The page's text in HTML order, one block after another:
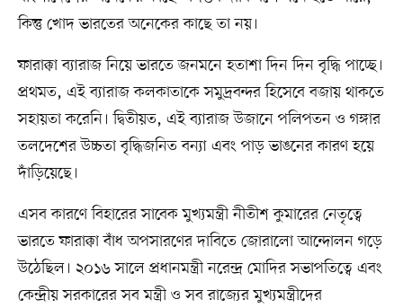
কিন্তু খোদ ভারতের অনেকের কাছে তা নয়।
ফারাক্কা ব্যারাজ নিয়ে ভারতে জনমনে হতাশা দিন দিন বৃদ্ধি পাচ্ছে।
প্রথমত, এই ব্যারাজ কলকাতাকে সমুদ্রবন্দর হিসেবে বজায় থাকতে
সহায়তা করেনি। দ্বিতীয়ত, এই ব্যারাজ উজানে পলিপতন ও গঙ্গার
তলদেশের উচ্চতা বৃদ্ধিজনিত বন্যা এবং পাড় ভাঙনের কারণ হয়ে
দাঁড়িয়েছে।
এসব কারণে বিহারের সাবেক মুখ্যমন্ত্রী নীতীশ কুমারের নেতৃত্বে
ভারতে ফারাক্কা বাঁধ অপসারণের দাবিতে জোরালো আন্দোলন গড়ে
উঠেছিল। ২০১৬ সালে প্রধানমন্ত্রী নরেন্দ্র মোদির সভাপতিত্বে এবং
কেন্দ্রীয় সরকারের সব মন্ত্রী ও সব রাজ্যের মুখ্যমন্ত্রীদের